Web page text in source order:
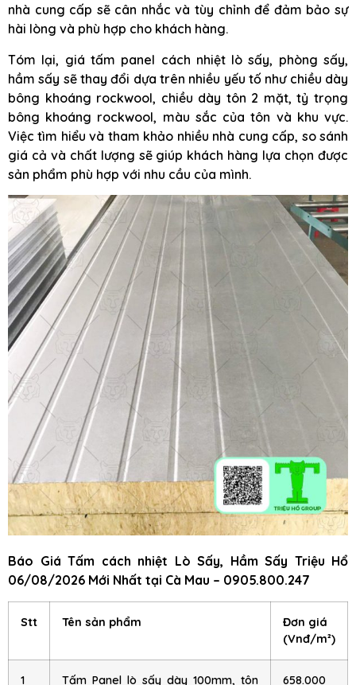
nhà cung cấp sẽ cân nhắc và tùy chỉnh để đảm bảo sự
hài lòng và phù hợp cho khách hàng.
Tóm lại, giá tấm panel cách nhiệt lò sấy, phòng sấy,
hầm sấy sẽ thay đổi dựa trên nhiều yếu tố như chiều dày
bông khoáng rockwool, chiều dày tôn 2 mặt, tỷ trọng
bông khoáng rockwool, màu sắc của tôn và khu vực.
Việc tìm hiểu và tham khảo nhiều nhà cung cấp, so sánh
giá cả và chất lượng sẽ giúp khách hàng lựa chọn được
sản phẩm phù hợp với nhu cầu của mình.
Báo Giá Tấm cách nhiệt Lò Sấy, Hầm Sấy Triệu Hổ
06/08/2026 Mới Nhất tại Cà Mau – 0905.800.247
Stt Tên sản phẩm
Đơn giá
(Vnđ/m²)
1
Tấm Panel lò sấy dày 100mm, tôn
658.000